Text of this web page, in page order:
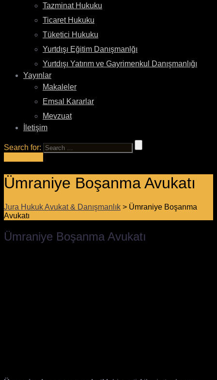
Tazminat Hukuku
Ticaret Hukuku
Tüketici Hukuku
Yurtdışı Eğitim Danışmanlğı
Yurtdışı Yatırım ve Gayrimenkul Danışmanlığı
Yayınlar
Makaleler
Emsal Kararlar
Mevzuat
İletişim
Search for:
Ümraniye Boşanma Avukatı
Jura Hukuk Avukat & Danışmanlık > Ümraniye Boşanma
Avukatı
Ümraniye Boşanma Avukatı